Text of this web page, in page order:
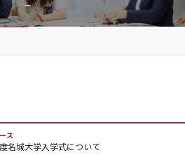
ス
度名城大学入学式について